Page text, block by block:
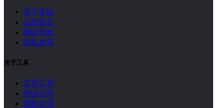
关于本站
在线留言
网站导航
隐私政策
关于工具
实用工具
阅读记录
观影记录